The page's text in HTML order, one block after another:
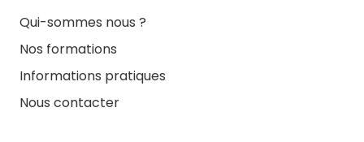
Qui-sommes nous ?
Nos formations
Informations pratiques
Nous contacter